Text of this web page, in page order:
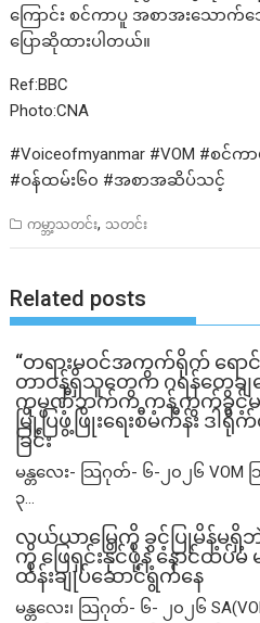
ကြောင်း စင်ကာပူ အစာအးသောက်
ပြောဆိုထားပါတယ်။
Ref:BBC
Photo:CNA
#Voiceofmyanmar #VOM #စင်
#ဝန်ထမ်း၆၀ #အစာအဆိပ်သင့်
ကမ္ဘာ့သတင်း, သတင်း
Related posts
“တရားမဝင်အကွက်ရိုက် ရေ
တာဝန်ရှိသူတွေက ဂရန်တွေခ
ကုမ္ပဏီဘက်က ကန့်ကွက်ခွင့်မ
မြို့ပြဖွံ့ဖြိုးရေးစီမံကိန်း ဒါ
ခြင်း
မန္တလေး- သြဂုတ်- ၆-၂၀၂၆
၃...
လယ်ယာမြေကို ခွင့်ပြုမိန့်မရှိဘဲ
ကို ဖြေရှင်းနိုင်ဖို့နဲ့ နောင်ထပ်
ထိန်းချုပ်ဆောင်ရွက်နေ
မန္တလေး၊ သြဂုတ်- ၆- ၂၀၂၆